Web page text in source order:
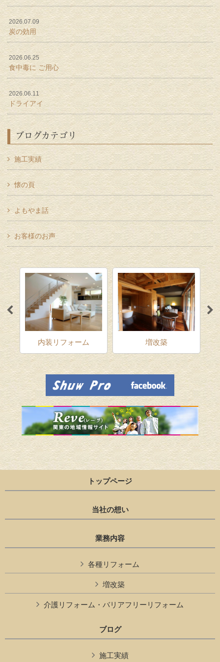
2026.07.09
炭の効用
2026.06.25
食中毒に ご用心
2026.06.11
ドライアイ
ブログカテゴリ
施工実績
懐の頁
よもやま話
お客様のお声
内装リフォーム 増改築
トップページ
当社の想い
業務内容
各種リフォーム
増改築
介護リフォーム・バリアフリーリフォーム
ブログ
施工実績